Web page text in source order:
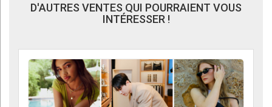
D'AUTRES VENTES QUI POURRAIENT VOUS
INTÉRESSER !